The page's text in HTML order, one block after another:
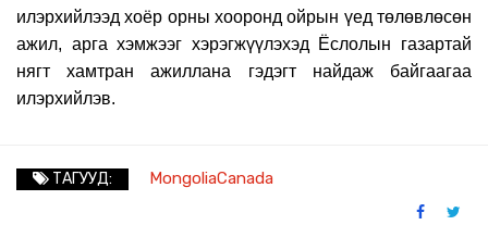
илэрхийлээд хоёр орны хооронд ойрын үед төлөвлөсөн
ажил, арга хэмжээг хэрэгжүүлэхэд Ёслолын газартай
нягт хамтран ажиллана гэдэгт найдаж байгаагаа
илэрхийлэв.
ТАГУУД: MongoliaCanada